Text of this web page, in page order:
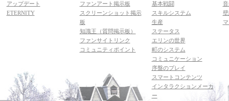
アップデート
ETERNITY
ファンアート掲示板
スクリーンショット掲示
板
知識王（質問掲示板）
ファンサイトリンク
コミュニティポイント
基本戦闘
スキルシステム
生産
ステータス
エリンの世界
町のシステム
コミュニケーション
序盤のプレイ
スマートコンテンツ
インタラクションメーカ
ー